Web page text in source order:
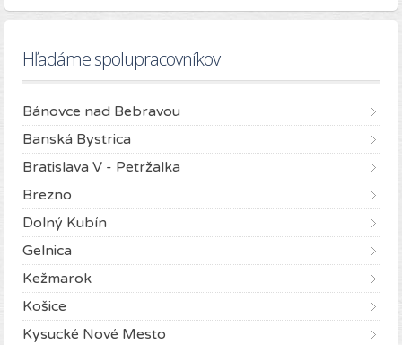
Hľadáme spolupracovníkov
Bánovce nad Bebravou
Banská Bystrica
Bratislava V - Petržalka
Brezno
Dolný Kubín
Gelnica
Kežmarok
Košice
Kysucké Nové Mesto